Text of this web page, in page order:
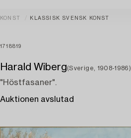
KONST KLASSISK SVENSK KONST
1718819
Harald Wiberg(Sverige, 1908-1986)
"Höstfasaner".
Auktionen avslutad